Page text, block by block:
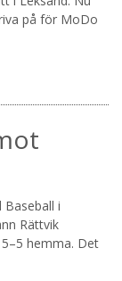
på för MoDo
i
Rättvik
hemma. Det